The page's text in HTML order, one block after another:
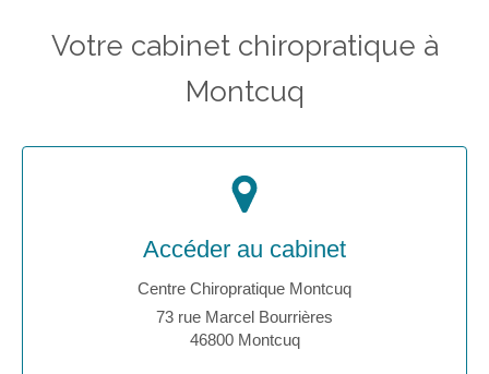
Votre cabinet chiropratique à
Montcuq
Accéder au cabinet
Centre Chiropratique Montcuq
73 rue Marcel Bourrières
46800 Montcuq